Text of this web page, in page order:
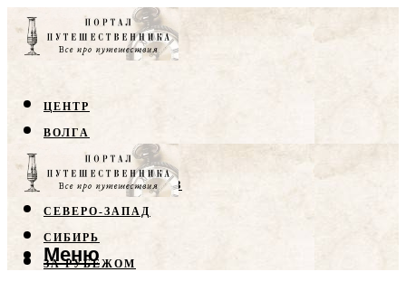
ЦЕНТР
ВОЛГА
КРЫМ
СЕВЕРНЫЙ КАВКАЗ
СЕВЕРО-ЗАПАД
СИБИРЬ
ЗА РУБЕЖОМ
Меню